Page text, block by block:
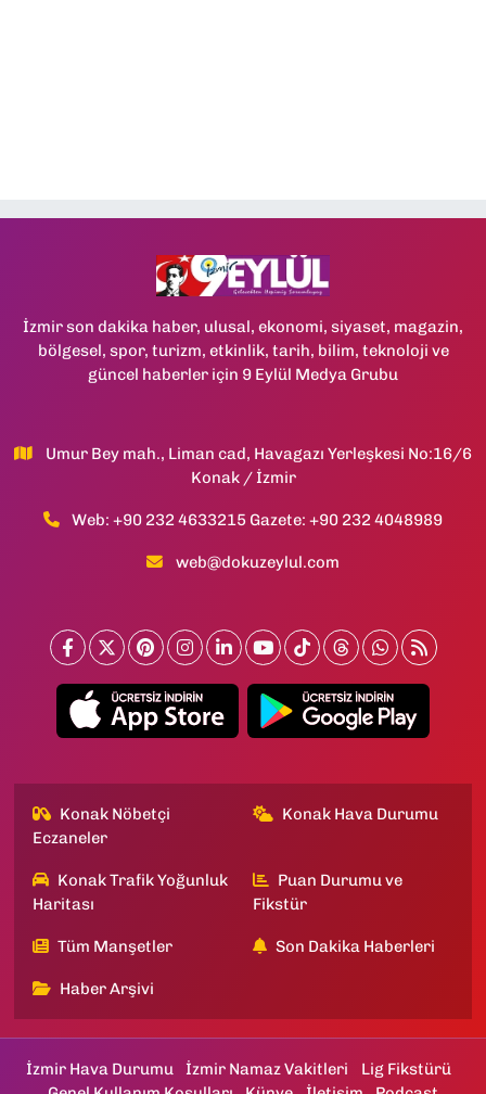
İzmir son dakika haber, ulusal, ekonomi, siyaset, magazin,
bölgesel, spor, turizm, etkinlik, tarih, bilim, teknoloji ve
güncel haberler için 9 Eylül Medya Grubu
Umur Bey mah., Liman cad, Havagazı Yerleşkesi No:16/6
Konak / İzmir
Web: +90 232 4633215 Gazete: +90 232 4048989
web@dokuzeylul.com
Konak Nöbetçi
Eczaneler
Konak Hava Durumu
Konak Trafik Yoğunluk
Haritası
Puan Durumu ve
Fikstür
Tüm Manşetler Son Dakika Haberleri
Haber Arşivi
İzmir Hava Durumu İzmir Namaz Vakitleri
Lig Fikstürü